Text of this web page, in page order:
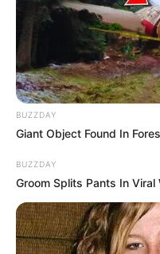
BUZZDAY
Giant Object Found In
BUZZDAY
Groom Splits Pants In